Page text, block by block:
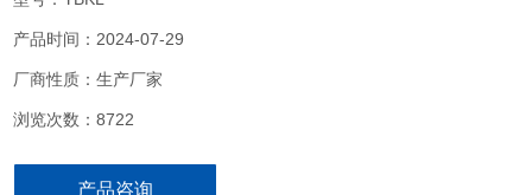
产品时间：2024-07-29
厂商性质：生产厂家
浏览次数：8722
产品咨询